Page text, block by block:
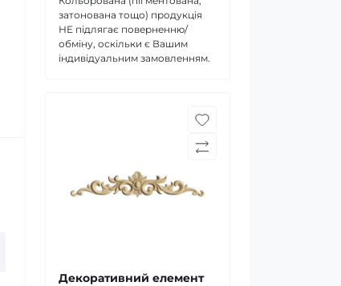
затонована тощо) продукція
НЕ підлягає поверненню/
обміну, оскільки є Вашим
індивідуальним замовленням.
Декоративний елемент